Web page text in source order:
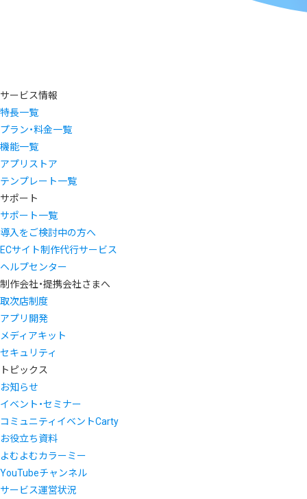
サービス情報
特長一覧
プラン・料金一覧
機能一覧
アプリストア
テンプレート一覧
サポート
サポート一覧
導入をご検討中の方へ
ECサイト制作代行サービス
ヘルプセンター
制作会社・提携会社さまへ
取次店制度
アプリ開発
メディアキット
セキュリティ
トピックス
お知らせ
イベント・セミナー
コミュニティイベントCarty
お役立ち資料
よむよむカラーミー
YouTubeチャンネル
サービス運営状況